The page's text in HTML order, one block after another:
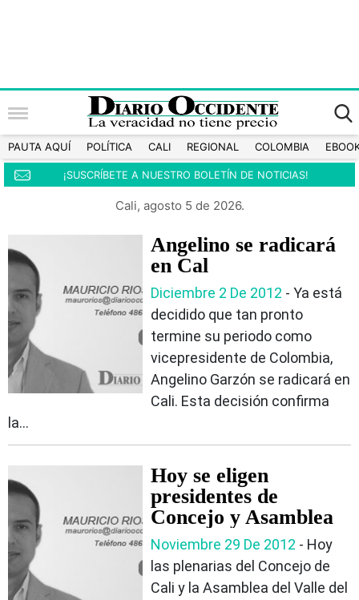
PAUTA AQUÍ POLÍTICA CALI REGIONAL COLOMBIA
¡SUSCRÍBETE A NUESTRO BOLETÍN DE NOTICIAS!
Cali, agosto 5 de 2026.
Angelino se radicará
en Cal
Diciembre 2 De 2012 - Ya está
decidido que tan pronto
termine su periodo como
vicepresidente de Colombia,
Angelino Garzón se radicará en
Cali. Esta decisión confirma
la...
Hoy se eligen
presidentes de
Concejo y Asamblea
Noviembre 29 De 2012 - Hoy
las plenarias del Concejo de
Cali y la Asamblea del Valle del